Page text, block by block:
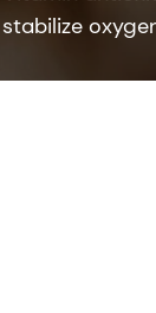
stabilize
in cosmetic